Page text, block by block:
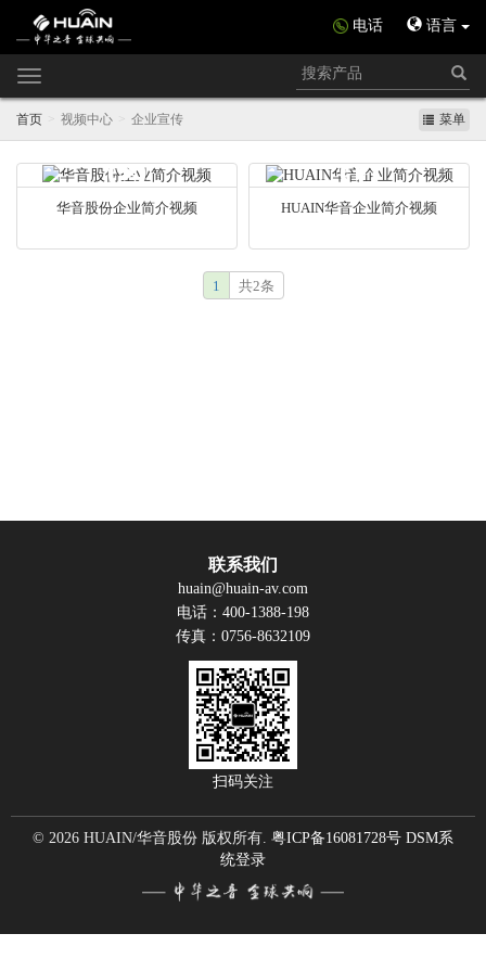
电话 语言
Toggle
navigation
首页 视频中心 企业宣传 菜单
华音股份企业简介视频 HUAIN华音企业简介视频
1 共2条
联系我们
huain@huain-av.com
电话：400-1388-198
传真：0756-8632109
扫码关注
© 2026 HUAIN/华音股份 版权所有. 粤ICP备16081728号 DSM系
统登录